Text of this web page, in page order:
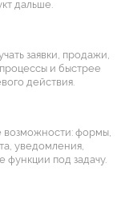
дальше.
заявки, продажи,
и быстрее
действия.
возможности: формы,
уведомления,
функции под задачу.